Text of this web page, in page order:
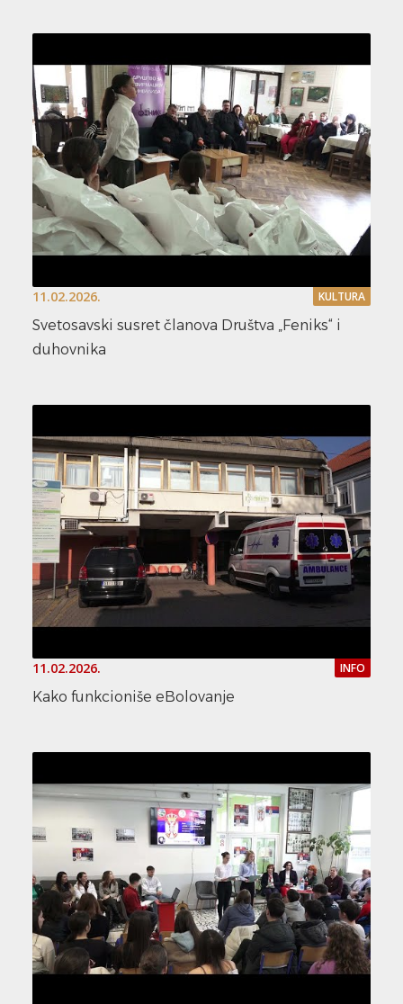
11.02.2026. KULTURA
Svetosavski susret članova Društva „Feniks“ i
duhovnika
11.02.2026. INFO
Kako funkcioniše eBolovanje